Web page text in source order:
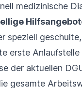
medizinische
speziell
erste
der aktuellen
gesamte